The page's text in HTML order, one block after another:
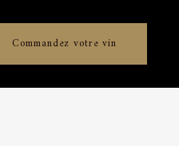
Commandez votre vin